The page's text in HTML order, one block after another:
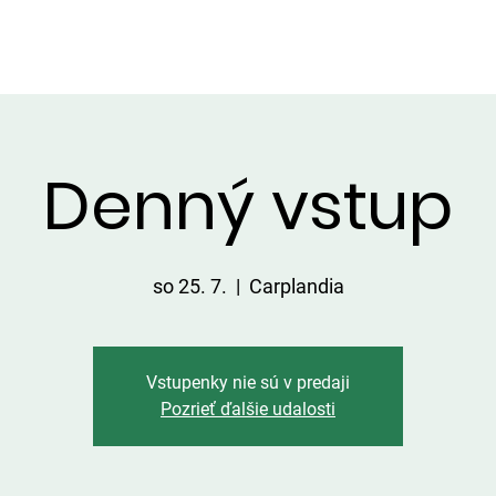
Denný vstup
so 25. 7.
  |
Carplandia
Vstupenky nie sú v predaji
Pozrieť ďalšie udalosti